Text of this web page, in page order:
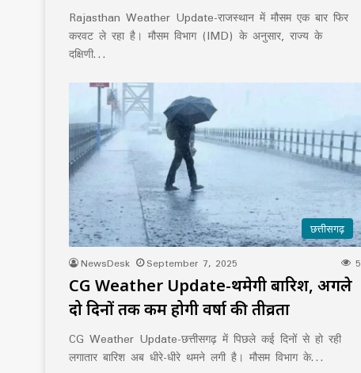
Rajasthan Weather Update-राजस्थान में मौसम एक बार फिर
करवट ले रहा है। मौसम विभाग (IMD) के अनुसार, राज्य के
दक्षिणी…
छत्तीसगढ़
NewsDesk September 7, 2025 5
CG Weather Update-थमेगी बारिश, अगले
दो दिनों तक कम होगी वर्षा की तीव्रता
CG Weather Update-छत्तीसगढ़ में पिछले कई दिनों से हो रही
लगातार बारिश अब धीरे-धीरे थमने लगी है। मौसम विभाग के…